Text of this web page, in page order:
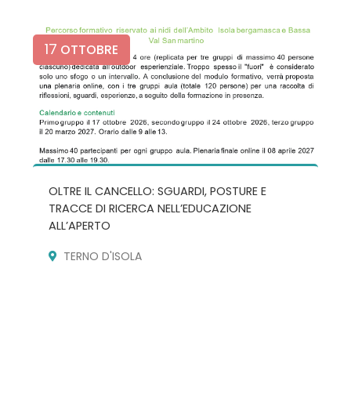
17 OTTOBRE
OLTRE IL CANCELLO: SGUARDI, POSTURE E
TRACCE DI RICERCA NELL’EDUCAZIONE
ALL’APERTO
TERNO D'ISOLA